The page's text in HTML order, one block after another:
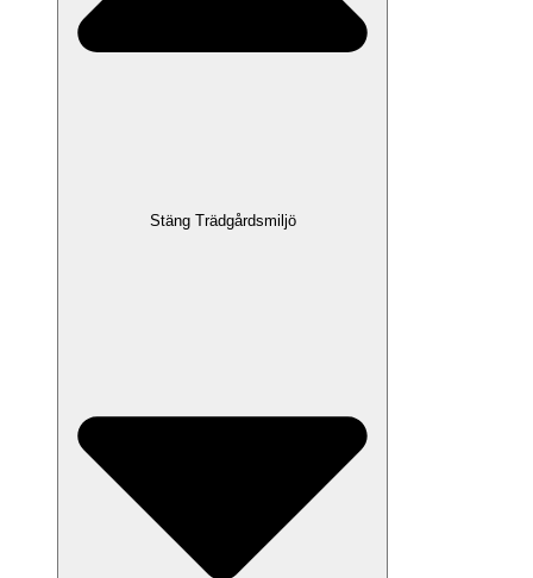
Stäng Trädgårdsmiljö